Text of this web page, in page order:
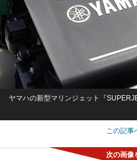
ヤマハの新型マリンジェット『
この記事